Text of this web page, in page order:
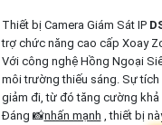
Thiết bị Camera Giám Sát IP
trợ chức năng cao cấp Xoay
Với công nghệ Hồng Ngoại
môi trường thiếu sáng. Sự
giảm đi, từ đó tăng cường
Đáng 📸nhấn mạnh , thiết bị